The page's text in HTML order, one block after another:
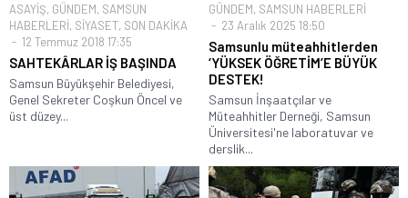
ASAYİŞ, GÜNDEM, SAMSUN
HABERLERİ, SİYASET, SON DAKİKA
12 Temmuz 2018 17:35
SAHTEKÂRLAR İŞ BAŞINDA
Samsun Büyükşehir Belediyesi,
Genel Sekreter Coşkun Öncel ve
üst düzey...
GÜNDEM, SAMSUN HABERLERİ
23 Aralık 2025 18:50
Samsunlu müteahhitlerden
‘YÜKSEK ÖĞRETİM’E BÜYÜK
DESTEK!
Samsun İnşaatçılar ve
Müteahhitler Derneği, Samsun
Üniversitesi'ne laboratuvar ve
derslik...